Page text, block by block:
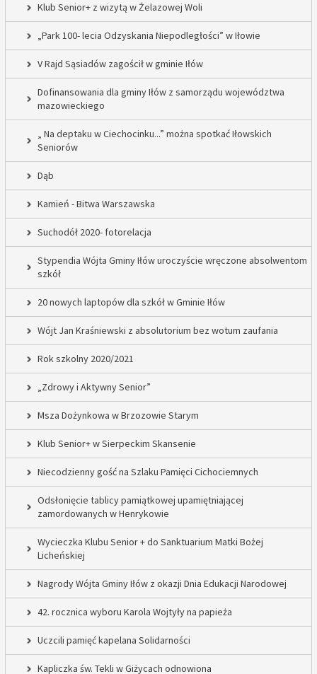
Klub Senior+ z wizytą w Żelazowej Woli
„Park 100- lecia Odzyskania Niepodległości” w Iłowie
V Rajd Sąsiadów zagościł w gminie Iłów
Dofinansowania dla gminy Iłów z samorządu województwa
mazowieckiego
„ Na deptaku w Ciechocinku...” można spotkać Iłowskich
Seniorów
Dąb
Kamień - Bitwa Warszawska
Suchodół 2020- fotorelacja
Stypendia Wójta Gminy Iłów uroczyście wręczone absolwentom
szkół
20 nowych laptopów dla szkół w Gminie Iłów
Wójt Jan Kraśniewski z absolutorium bez wotum zaufania
Rok szkolny 2020/2021
„Zdrowy i Aktywny Senior”
Msza Dożynkowa w Brzozowie Starym
Klub Senior+ w Sierpeckim Skansenie
Niecodzienny gość na Szlaku Pamięci Cichociemnych
Odsłonięcie tablicy pamiątkowej upamiętniającej
zamordowanych w Henrykowie
Wycieczka Klubu Senior + do Sanktuarium Matki Bożej
Licheńskiej
Nagrody Wójta Gminy Iłów z okazji Dnia Edukacji Narodowej
42. rocznica wyboru Karola Wojtyły na papieża
Uczcili pamięć kapelana Solidarności
Kapliczka św. Tekli w Giżycach odnowiona